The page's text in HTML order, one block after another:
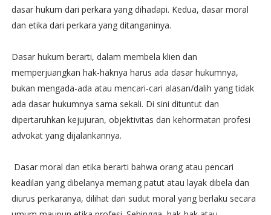
dasar hukum dari perkara yang dihadapi. Kedua, dasar moral
dan etika dari perkara yang ditanganinya.
Dasar hukum berarti, dalam membela klien dan
memperjuangkan hak-haknya harus ada dasar hukumnya,
bukan mengada-ada atau mencari-cari alasan/dalih yang tidak
ada dasar hukumnya sama sekali. Di sini dituntut dan
dipertaruhkan kejujuran, objektivitas dan kehormatan profesi
advokat yang dijalankannya.
Dasar moral dan etika berarti bahwa orang atau pencari
keadilan yang dibelanya memang patut atau layak dibela dan
diurus perkaranya, dilihat dari sudut moral yang berlaku secara